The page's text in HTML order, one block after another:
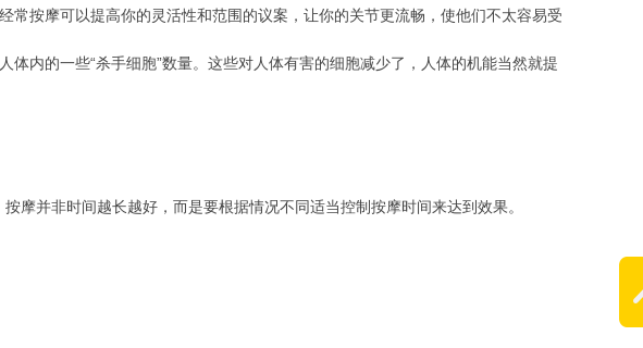
按摩可以提高你的灵活性和范围的议案，让你的关节更流畅，使他们不太容易受
内的一些“杀手细胞”数量。这些对人体有害的细胞减少了，人体的机能当然就提
摩并非时间越长越好，而是要根据情况不同适当控制按摩时间来达到效果。